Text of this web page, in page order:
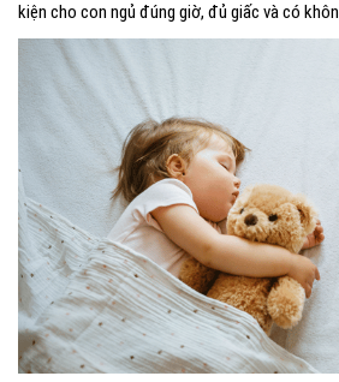
kiện cho con ngủ đúng giờ, đủ giấc và có